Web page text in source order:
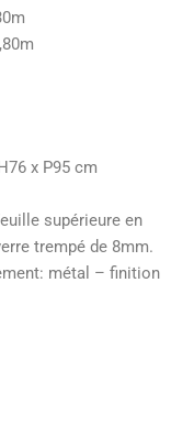
x P95 cm
supérieure en
trempé de 8mm.
métal – finition